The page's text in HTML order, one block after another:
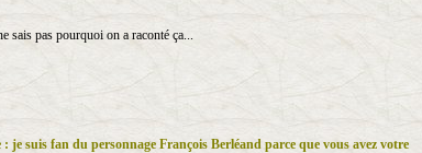
sais pas pourquoi on a raconté ça...
suis fan du personnage François Berléand parce que vous avez votre